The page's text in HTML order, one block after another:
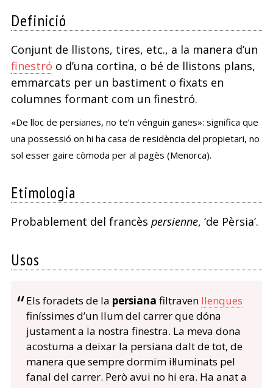
Definició
Conjunt de llistons, tires, etc., a la manera d’un
finestró o d’una cortina, o bé de llistons plans,
emmarcats per un bastiment o fixats en
columnes formant com un finestró.
«De lloc de persianes, no te’n vénguin ganes»: significa que
una possessió on hi ha casa de residència del propietari, no
sol esser gaire còmoda per al pagès (Menorca).
Etimologia
Probablement del francès persienne, ‘de Pèrsia’.
Usos
Els foradets de la persiana filtraven llenques
finíssimes d’un llum del carrer que dóna
justament a la nostra finestra. La meva dona
acostuma a deixar la persiana dalt de tot, de
manera que sempre dormim il·luminats pel
fanal del carrer. Però avui no hi era. Ha anat a